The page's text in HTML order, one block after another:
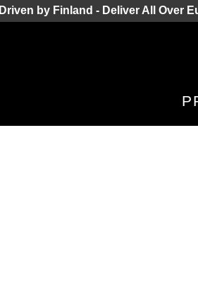
Driven by Finland - Deliver All Over